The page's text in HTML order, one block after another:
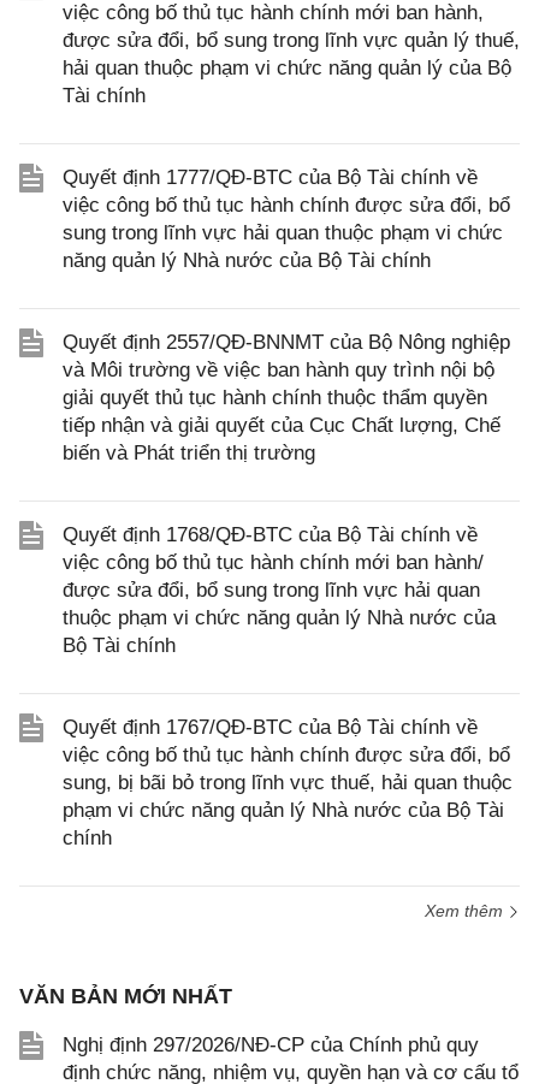
việc công bố thủ tục hành chính mới ban hành,
được sửa đổi, bổ sung trong lĩnh vực quản lý thuế,
hải quan thuộc phạm vi chức năng quản lý của Bộ
Tài chính
Quyết định 1777/QĐ-BTC của Bộ Tài chính về
việc công bố thủ tục hành chính được sửa đổi, bổ
sung trong lĩnh vực hải quan thuộc phạm vi chức
năng quản lý Nhà nước của Bộ Tài chính
Quyết định 2557/QĐ-BNNMT của Bộ Nông nghiệp
và Môi trường về việc ban hành quy trình nội bộ
giải quyết thủ tục hành chính thuộc thẩm quyền
tiếp nhận và giải quyết của Cục Chất lượng, Chế
biến và Phát triển thị trường
Quyết định 1768/QĐ-BTC của Bộ Tài chính về
việc công bố thủ tục hành chính mới ban hành/
được sửa đổi, bổ sung trong lĩnh vực hải quan
thuộc phạm vi chức năng quản lý Nhà nước của
Bộ Tài chính
Quyết định 1767/QĐ-BTC của Bộ Tài chính về
việc công bố thủ tục hành chính được sửa đổi, bổ
sung, bị bãi bỏ trong lĩnh vực thuế, hải quan thuộc
phạm vi chức năng quản lý Nhà nước của Bộ Tài
chính
Xem thêm
VĂN BẢN MỚI NHẤT
Nghị định 297/2026/NĐ-CP của Chính phủ quy
định chức năng, nhiệm vụ, quyền hạn và cơ cấu tổ